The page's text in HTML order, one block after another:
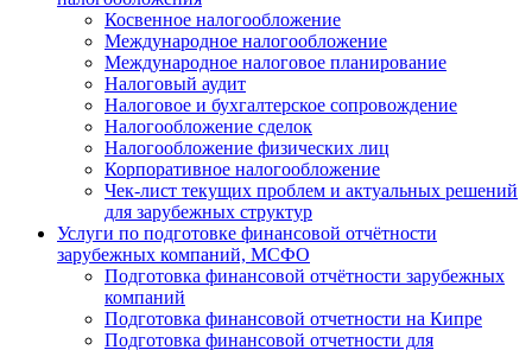
Косвенное налогообложение
Международное налогообложение
Международное налоговое планирование
Налоговый аудит
Налоговое и бухгалтерское сопровождение
Налогообложение сделок
Налогообложение физических лиц
Корпоративное налогообложение
Чек-лист текущих проблем и актуальных решений
для зарубежных структур
Услуги по подготовке финансовой отчётности
зарубежных компаний, МСФО
Подготовка финансовой отчётности зарубежных
компаний
Подготовка финансовой отчетности на Кипре
Подготовка финансовой отчетности для